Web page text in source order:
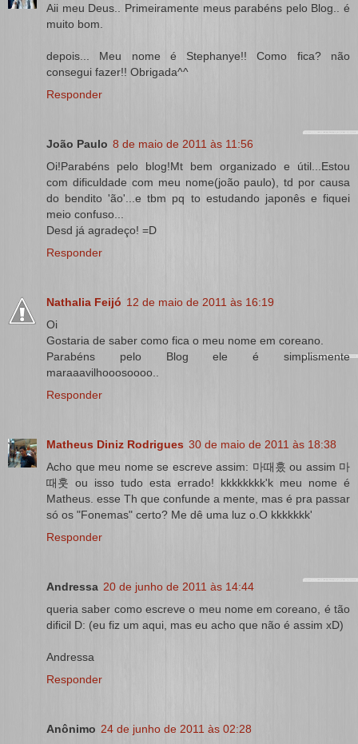
Aii meu Deus.. Primeiramente meus parabéns pelo Blog.. é
muito bom.
depois... Meu nome é Stephanye!! Como fica? não
consegui fazer!! Obrigada^^
Responder
João Paulo 8 de maio de 2011 às 11:56
Oi!Parabéns pelo blog!Mt bem organizado e útil...Estou
com dificuldade com meu nome(joão paulo), td por causa
do bendito 'ão'...e tbm pq to estudando japonês e fiquei
meio confuso...
Desd já agradeço! =D
Responder
Nathalia Feijó 12 de maio de 2011 às 16:19
Oi
Gostaria de saber como fica o meu nome em coreano.
Parabéns pelo Blog ele é simplismente
maraaavilhooosoooo..
Responder
Matheus Diniz Rodrigues 30 de maio de 2011 às 18:38
Acho que meu nome se escreve assim: 마때훘 ou assim 마
때훗 ou isso tudo esta errado! kkkkkkkk'k meu nome é
Matheus. esse Th que confunde a mente, mas é pra passar
só os "Fonemas" certo? Me dê uma luz o.O kkkkkkk'
Responder
Andressa 20 de junho de 2011 às 14:44
queria saber como escreve o meu nome em coreano, é tão
dificil D: (eu fiz um aqui, mas eu acho que não é assim xD)
Andressa
Responder
Anônimo 24 de junho de 2011 às 02:28